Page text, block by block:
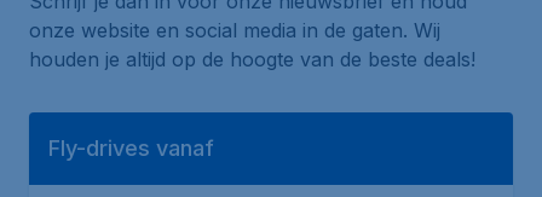
onze website en social media in de gaten. Wij
houden je altijd op de hoogte van de beste deals!
Fly-drives vanaf